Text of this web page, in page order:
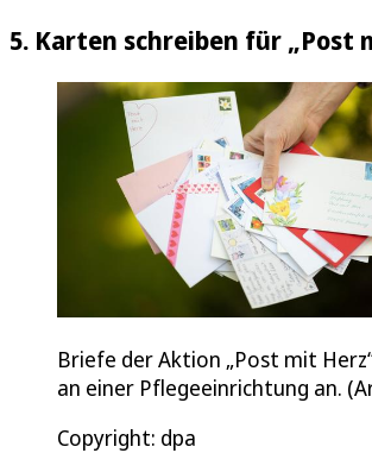
5. Karten schreiben für „Post
Briefe der Aktion „Post mit
an einer Pflegeeinrichtung an.
Copyright: dpa